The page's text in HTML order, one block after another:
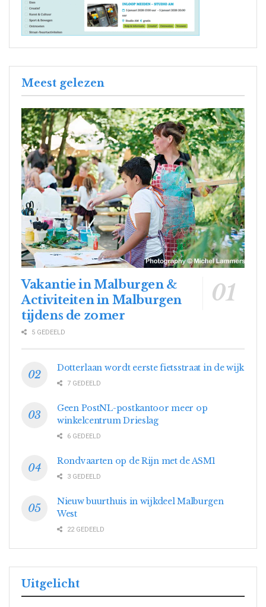
Meest gelezen
Vakantie in Malburgen &
Activiteiten in Malburgen
tijdens de zomer
5 GEDEELD
Dotterlaan wordt eerste fietsstraat in de wijk
7 GEDEELD
Geen PostNL-postkantoor meer op
winkelcentrum Drieslag
6 GEDEELD
Rondvaarten op de Rijn met de ASM1
3 GEDEELD
Nieuw buurthuis in wijkdeel Malburgen
West
22 GEDEELD
Uitgelicht